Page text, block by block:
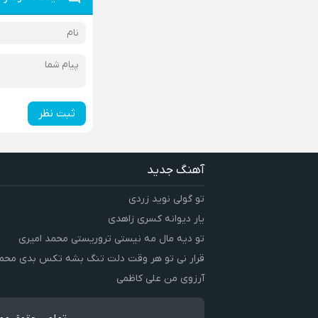
ثبت نظر
آهنگ جدید
تو گولی نوید زردی
یار دیوانه کسری زاهدی
تو دیه مال مه نیستی تروریستی محمد امیری
قرار نی تو هر وقت دلت تنگ بشه تکس بدی
آرزوی من علی کاظمی